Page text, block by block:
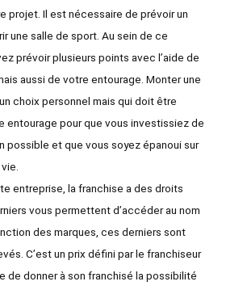
projet. Il est nécessaire de prévoir un
une salle de sport. Au sein de ce
prévoir plusieurs points avec l’aide de
aussi de votre entourage. Monter une
choix personnel mais qui doit être
entourage pour que vous investissiez de
possible et que vous soyez épanoui sur
entreprise, lafranchise a des droits
vous permettent d’accéder au nom
des marques, ces derniers sont
C’est un prix défini par le franchiseur
de donner à son franchisé la possibilité